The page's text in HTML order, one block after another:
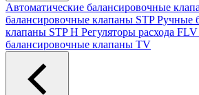
Автоматические балансировочные
балансировочные клапаны STPРучные
клапаны STP H Регуляторы расхода FLV
балансировочные клапаны TV